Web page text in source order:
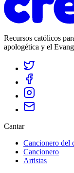
Recursos católicos
apologética y el
Cantar
Cancionero del
Cancionero
Artistas